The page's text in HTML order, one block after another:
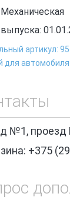
артикул:
для автомобиля
№1,
+375